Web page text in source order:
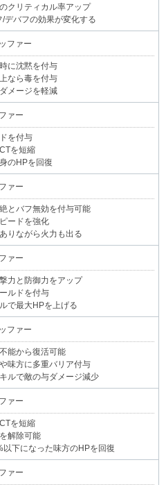
クリティカル率アップ
/デバフの効果が変化する
ファー
に沈黙を付与
なら毒を付与
メージを軽減
ァー
を付与
を短縮
のHPを回復
ァー
とバフ無効を付与可能
ードを強化
りながら火力も出る
ァー
力と防御力をアップ
ルドを付与
で最大HPを上げる
ファー
能から復活可能
味方に多重バリア付与
ルで敵の与ダメージ減少
ァー
を短縮
解除可能
以下になった味方のHPを回復
ァー